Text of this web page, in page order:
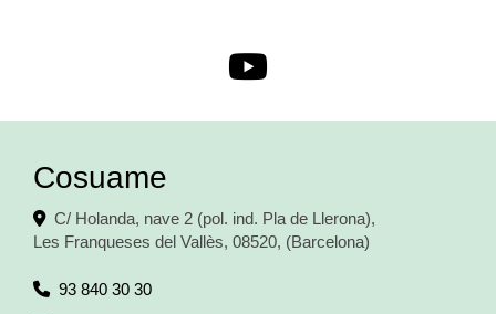
Cosuame
C/ Holanda, nave 2 (pol. ind. Pla de Llerona),
Les Franqueses del Vallès, 08520, (Barcelona)
93 840 30 30